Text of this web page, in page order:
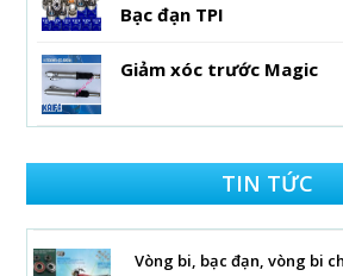
Bạc đạn TPI
Giảm xóc trước Magic
TIN TỨC
Vòng bi, bạc đạn, vòng bi